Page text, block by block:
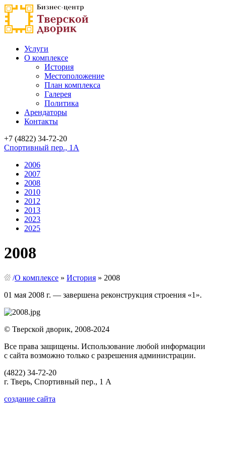
Услуги
О комплексе
История
Местоположение
План комплекса
Галерея
Политика
Арендаторы
Контакты
+7 (4822) 34-72-20
Спортивный пер., 1А
2006
2007
2008
2010
2012
2013
2023
2025
2008
/О комплексе » История » 2008
01 мая 2008 г. — завершена реконструкция строения «1».
© Тверской дворик, 2008-2024
Все права защищены. Использование любой информации
с сайта возможно только с разрешения администрации.
(4822) 34-72-20
г. Тверь, Спортивный пер., 1 А
создание сайта